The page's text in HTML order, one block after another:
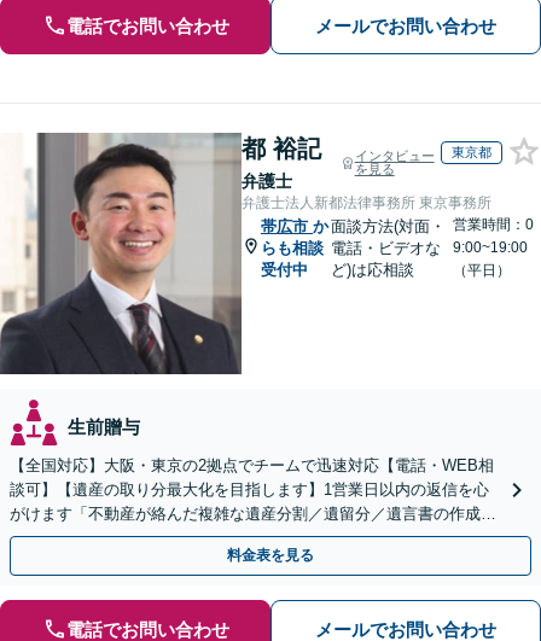
電話でお問い合わせ メールでお問い合わせ
都 裕記
弁護士
インタビュー
を見る
東京都
弁護士法人新都法律事務所 東京事務所
帯広市 か
らも相談
受付中
面談方法(対面・
電話・ビデオな
ど)は応相談
営業時間：0
9:00~19:00
（平日）
生前贈与
【全国対応】大阪・東京の2拠点でチームで迅速対応【電話・WEB相
談可】【遺産の取り分最大化を目指します】1営業日以内の返信を心
がけます「不動産が絡んだ複雑な遺産分割／遺留分／遺言書の作成・
執行／事業承継など、お任せください」【休日相談あり】
料金表を見る
電話でお問い合わせ メールでお問い合わせ